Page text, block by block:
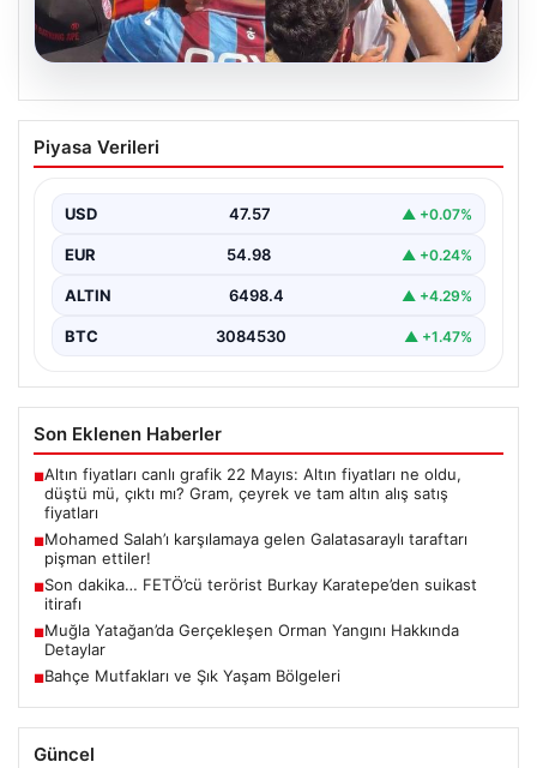
05.08.2026
Mohamed Salah’ı karşılamaya gelen
Galatasaraylı taraftarı pişman ettiler!
Piyasa Verileri
USD 47.57 ▲ +0.07%
EUR 54.98 ▲ +0.24%
ALTIN 6498.4 ▲ +4.29%
BTC 3084530 ▲ +1.47%
Son Eklenen Haberler
■Altın fiyatları canlı grafik 22 Mayıs: Altın fiyatları ne oldu,
düştü mü, çıktı mı? Gram, çeyrek ve tam altın alış satış
fiyatları
■Mohamed Salah’ı karşılamaya gelen Galatasaraylı taraftarı
pişman ettiler!
■Son dakika… FETÖ’cü terörist Burkay Karatepe’den suikast
itirafı
■Muğla Yatağan’da Gerçekleşen Orman Yangını Hakkında
Detaylar
■Bahçe Mutfakları ve Şık Yaşam Bölgeleri
Güncel